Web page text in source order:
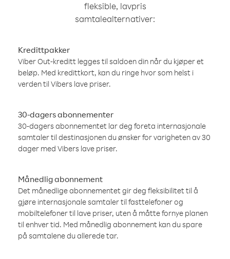
fleksible, lavpris
samtalealternativer:
Kredittpakker
Viber Out-kreditt legges til saldoen din når du kjøper et
beløp. Med kredittkort, kan du ringe hvor som helst i
verden til Vibers lave priser.
30-dagers abonnementer
30-dagers abonnementet lar deg foreta internasjonale
samtaler til destinasjonen du ønsker for varigheten av 30
dager med Vibers lave priser.
Månedlig abonnement
Det månedlige abonnementet gir deg fleksibilitet til å
gjøre internasjonale samtaler til fasttelefoner og
mobiltelefoner til lave priser, uten å måtte fornye planen
til enhver tid. Med månedlig abonnement kan du spare
på samtalene du allerede tar.